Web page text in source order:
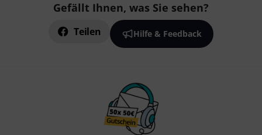
Gefällt Ihnen, was Sie sehen?
Teilen Hilfe & Feedback